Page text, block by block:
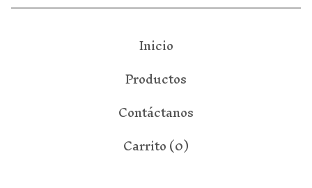
Inicio
Productos
Contáctanos
Carrito (0)